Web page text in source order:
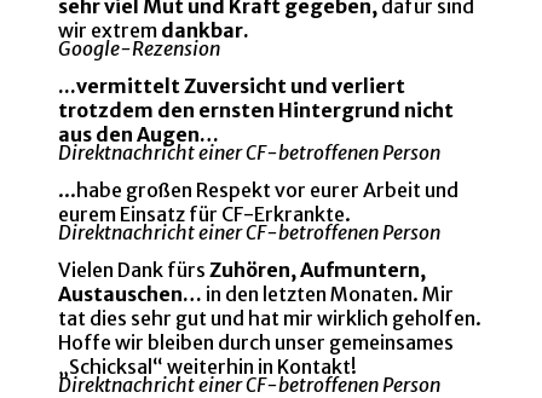
sehr viel Mut und Kraft gegeben, dafür sind
wir extrem dankbar.
Google-Rezension
...vermittelt Zuversicht und verliert
trotzdem den ernsten Hintergrund nicht
aus den Augen…
Direktnachricht einer CF-betroffenen Person
...habe großen Respekt vor eurer Arbeit und
eurem Einsatz für CF-Erkrankte.
Direktnachricht einer CF-betroffenen Person
Vielen Dank fürs Zuhören, Aufmuntern,
Austauschen… in den letzten Monaten. Mir
tat dies sehr gut und hat mir wirklich geholfen.
Hoffe wir bleiben durch unser gemeinsames
„Schicksal“ weiterhin in Kontakt!
Direktnachricht einer CF-betroffenen Person